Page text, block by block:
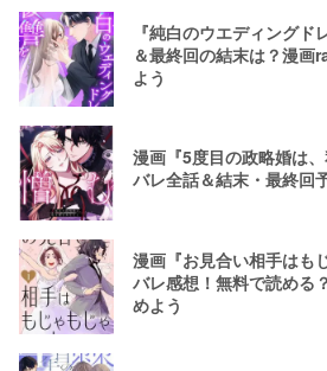
『純白のウエディング
＆最終回の結末は？漫
よう
漫画『5度目の政略婚は
バレ全話＆結末・最終回
漫画『お見合い相手はも
バレ感想！無料で読める
めよう